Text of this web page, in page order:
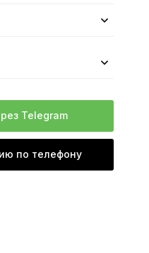
Telegram
по телефону